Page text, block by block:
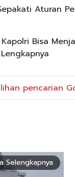
Aturan
Kapolri Bisa
pencarian
Selengkapnya